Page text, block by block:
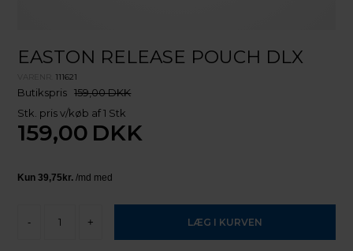
EASTON RELEASE POUCH DLX
111621
Butikspris 159,00 DKK
Stk. pris v/køb af 1 Stk
159,00 DKK
- +